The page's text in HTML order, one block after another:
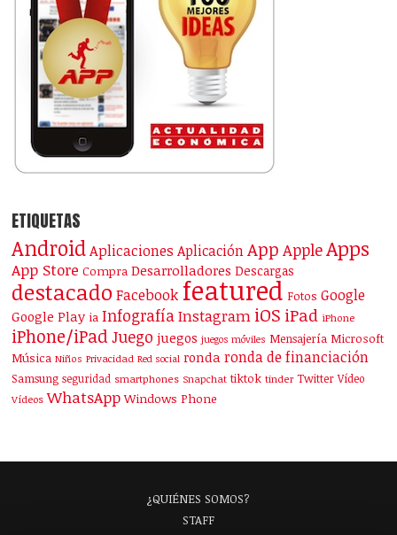
ETIQUETAS
Android Aplicaciones Aplicación App AppleApps
App Store Compra Desarrolladores Descargas
destacado Facebook featured Fotos Google
Google Play ia InfografíaInstagram iOS iPad iPhone
iPhone/iPad Juego juegos juegos móviles Mensajería Microsoft
Música Niños Privacidad Red social ronda ronda de financiación
Samsung seguridad smartphones Snapchat tiktok tinder Twitter Vídeo
Vídeos WhatsApp Windows Phone
¿QUIÉNES SOMOS?
STAFF